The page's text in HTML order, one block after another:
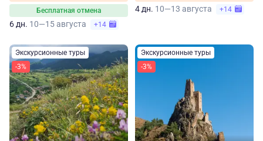
Бесплатная отмена
6 дн. 10—15 августа +14
4 дн. 10—13 августа +14
Экскурсионные туры
-3%
Экскурсионные туры
-3%